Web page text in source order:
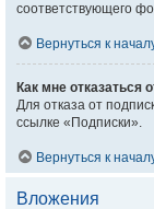
соответствующего
Вернуться к
Как мне отказаться
Для отказа от
ссылке «Подписки».
Вернуться к
Вложения